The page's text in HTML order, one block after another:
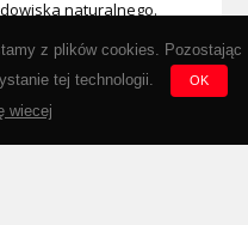
naturalnego.
męstwa, abyśmy kiedyś
w niebie. Amen.
z plików cookies. Pozostając
tej technologii.
OK
wiecej